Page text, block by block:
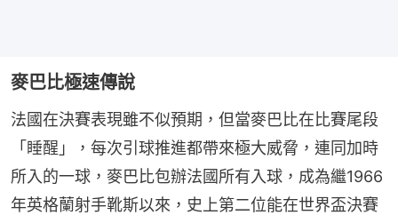
麥巴比極速傳說
法國在決賽表現雖不似預期，但當麥巴比在比賽尾段
「睡醒」，每次引球推進都帶來極大威脅，連同加時
所入的一球，麥巴比包辦法國所有入球，成為繼1966
年英格蘭射手靴斯以來，史上第二位能在世界盃決賽